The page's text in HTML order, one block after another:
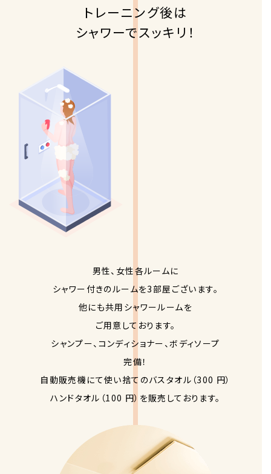
トレーニング後は
シャワーでスッキリ！
男性、女性各ルームに
シャワー付きのルームを3部屋ございます。
他にも共用シャワールームを
ご用意しております。
シャンプー、コンディショナー、ボディソープ
完備！
自動販売機にて使い捨てのバスタオル（300 円）
ハンドタオル（100 円）を販売しております。